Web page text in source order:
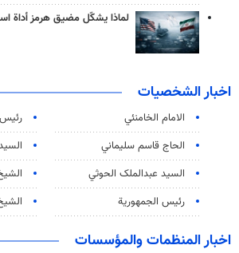
لماذا يشكّل مضيق هرمز أداة
اخبار الشخصيات
الامام الخامنئي
الحاج قاسم سليماني
السید عبدالملک الحوثي
رئيس الجمهورية
اخبار المنظمات والمؤسسات